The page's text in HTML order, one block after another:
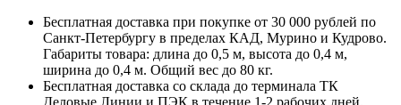
Бесплатная доставка при покупке от 30 000 рублей по
Санкт-Петербургу в пределах КАД, Мурино и Кудрово.
Габариты товара: длина до 0,5 м, высота до 0,4 м,
ширина до 0,4 м. Общий вес до 80 кг.
Бесплатная доставка со склада до терминала ТК
Деловые Линии и ПЭК в течение 1-2 рабочих дней.